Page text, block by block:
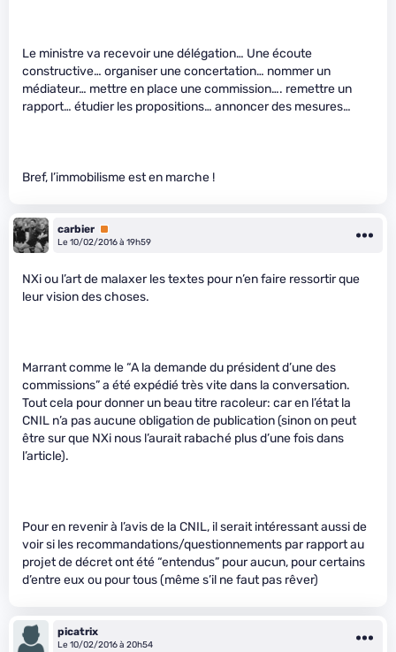
Le ministre va recevoir une délégation… Une écoute
constructive… organiser une concertation… nommer un
médiateur… mettre en place une commission…. remettre un
rapport… étudier les propositions… annoncer des mesures…
Bref, l’immobilisme est en marche !
carbier Premium
Le 10/02/2016 à 19h59
NXi ou l’art de malaxer les textes pour n’en faire ressortir que
leur vision des choses.
Marrant comme le “A la demande du président d’une des
commissions” a été expédié très vite dans la conversation.
Tout cela pour donner un beau titre racoleur: car en l’état la
CNIL n’a pas aucune obligation de publication (sinon on peut
être sur que NXi nous l’aurait rabaché plus d’une fois dans
l’article).
Pour en revenir à l’avis de la CNIL, il serait intéressant aussi de
voir si les recommandations/questionnements par rapport au
projet de décret ont été “entendus” pour aucun, pour certains
d’entre eux ou pour tous (même s’il ne faut pas rêver)
picatrix
Le 10/02/2016 à 20h54